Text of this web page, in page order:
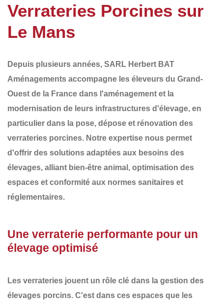
Verrateries Porcines sur
Le Mans
Depuis plusieurs années, SARL Herbert BAT
Aménagements accompagne les éleveurs du Grand-
Ouest de la France dans l'aménagement et la
modernisation de leurs infrastructures d'élevage, en
particulier dans la pose, dépose et rénovation des
verrateries porcines. Notre expertise nous permet
d'offrir des solutions adaptées aux besoins des
élevages, alliant bien-être animal, optimisation des
espaces et conformité aux normes sanitaires et
réglementaires.
Une verraterie performante pour un
élevage optimisé
Les verrateries jouent un rôle clé dans la gestion des
élevages porcins. C'est dans ces espaces que les